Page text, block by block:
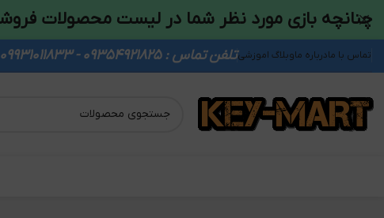
تماس با مادرباره ماوبلاگ اموزشیتلفن تماس : 09354921825 - 09931011833
چنانچه بازی مورد نظر شما در لیست محصولات